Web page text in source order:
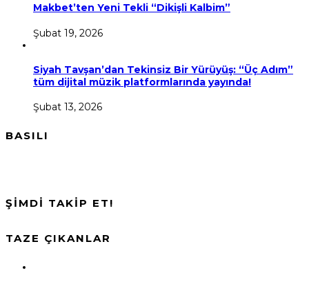
Makbet’ten Yeni Tekli “Dikişli Kalbim”
Şubat 19, 2026
Siyah Tavşan’dan Tekinsiz Bir Yürüyüş: “Üç Adım”
tüm dijital müzik platformlarında yayında!
Şubat 13, 2026
BASILI
ŞİMDİ TAKİP ET!
TAZE ÇIKANLAR